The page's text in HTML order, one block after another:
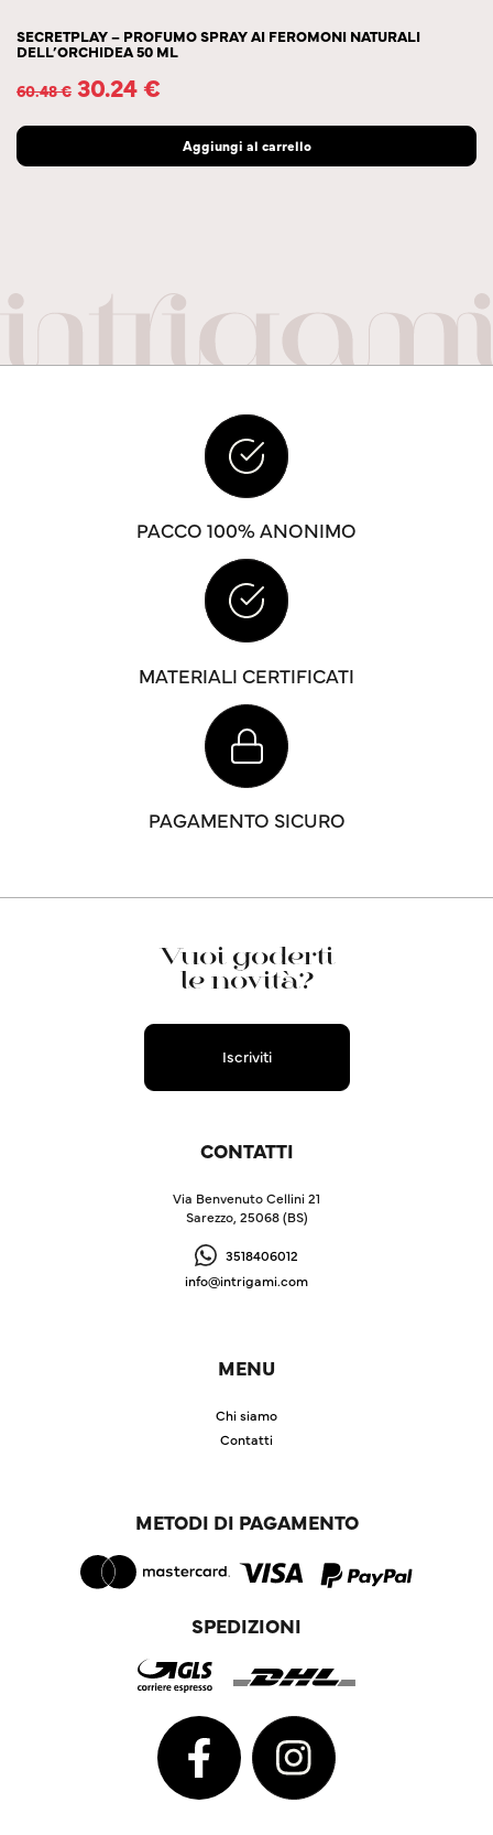
SECRETPLAY – PROFUMO SPRAY AI FEROMONI NATURALI
DELL’ORCHIDEA 50 ML
60.48€ 30.24€
Aggiungi al carrello
PACCO 100% ANONIMO
MATERIALI CERTIFICATI
PAGAMENTO SICURO
Vuoi goderti
le novità?
Iscriviti
CONTATTI
Via Benvenuto Cellini 21
Sarezzo, 25068 (BS)
3518406012
info@intrigami.com
MENU
Chi siamo
Contatti
METODI DI PAGAMENTO
SPEDIZIONI